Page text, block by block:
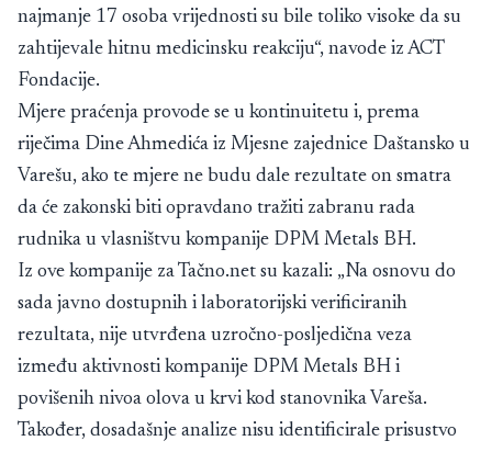
najmanje 17 osoba vrijednosti su bile toliko visoke da su
zahtijevale hitnu medicinsku reakciju“, navode iz ACT
Fondacije.
Mjere praćenja provode se u kontinuitetu i, prema
riječima Dine Ahmedića iz Mjesne zajednice Daštansko u
Varešu, ako te mjere ne budu dale rezultate on smatra
da će zakonski biti opravdano tražiti zabranu rada
rudnika u vlasništvu kompanije DPM Metals BH.
Iz ove kompanije za Tačno.net su kazali: „Na osnovu do
sada javno dostupnih i laboratorijski verificiranih
rezultata, nije utvrđena uzročno-posljedična veza
između aktivnosti kompanije DPM Metals BH i
povišenih nivoa olova u krvi kod stanovnika Vareša.
Također, dosadašnje analize nisu identificirale prisustvo